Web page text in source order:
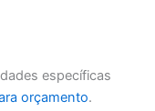
específicas
orçamento.